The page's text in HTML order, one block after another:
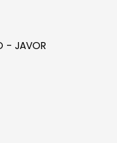
- JAVOR